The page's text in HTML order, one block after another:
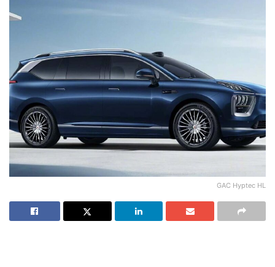
GAC Hyptec HL